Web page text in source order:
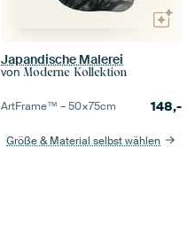
Japandische Malerei
von Moderne Kollektion
ArtFrame™ –50×75cm 148,-
Größe & Material selbst wählen